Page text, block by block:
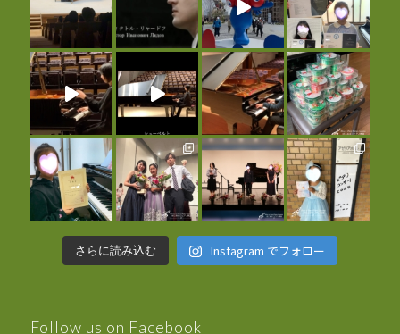
さらに読み込む Instagram でフォロー
Follow us on Facebook